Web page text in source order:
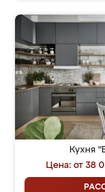
Кухня
Цена: от 38